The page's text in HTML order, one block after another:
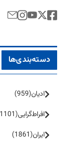
دسته‌بندی‌ها
ادیان(959)
افراط‌گرایی(1101)
ایران(1861)